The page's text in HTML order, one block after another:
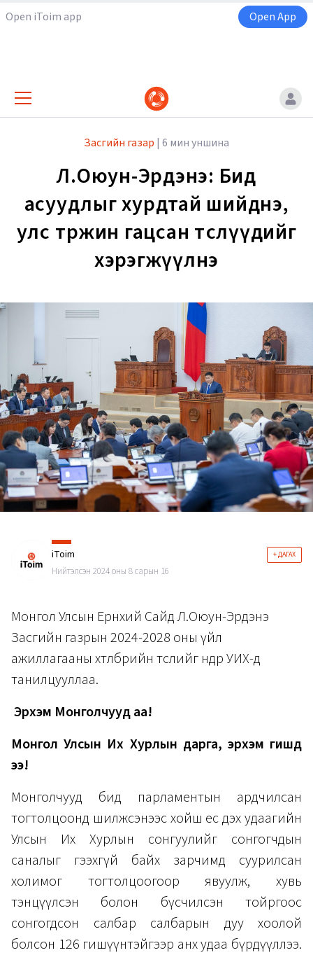
Open iToim app Open App
Засгийн газар | 6 мин уншина
Л.Оюун-Эрдэнэ: Бид
асуудлыг хурдтай шийднэ,
улс төржин гацсан төслүүдийг
хэрэгжүүлнэ
iToim + ДАГАХ
Нийтэлсэн 2024 оны 8 сарын 16
Монгол Улсын Ерөнхий Сайд Л.Оюун-Эрдэнэ
Засгийн газрын 2024-2028 оны үйл
ажиллагааны хөтөлбөрийн төслийг өнөөдөр УИХ-д
танилцууллаа.
Эрхэм Монголчууд аа!
Монгол Улсын Их Хурлын дарга, эрхэм гишүүд
ээ!
Монголчууд бид парламентын ардчилсан
тогтолцоонд шилжсэнээс хойш ес дэх удаагийн
Улсын Их Хурлын сонгуулийг сонгогчдын
саналыг гээхгүй байх зарчимд суурилсан
холимог тогтолцоогоор явуулж, хувь
тэнцүүлсэн болон бүсчилсэн тойргоос
сонгогдсон салбар салбарын дуу хоолой
болсон 126 гишүүнтэйгээр анх удаа бүрдүүллээ.